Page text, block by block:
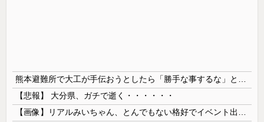
【悲報】 大分県、ガチで逝く・・・・・・